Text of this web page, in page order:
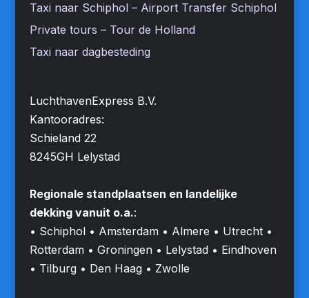
Taxi naar Schiphol – Airport Transfer Schiphol
Private tours – Tour de Holland
Taxi naar dagbesteding
LuchthavenExpress B.V.
Kantooradres:
Schieland 22
8245GH Lelystad
Regionale standplaatsen en landelijke
dekking vanuit o.a.:
• Schiphol • Amsterdam • Almere • Utrecht •
Rotterdam • Groningen • Lelystad • Eindhoven
• Tilburg • Den Haag • Zwolle